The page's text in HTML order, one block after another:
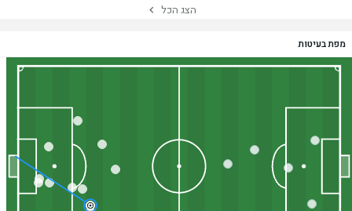
הצג הכל
מפת בעיטות